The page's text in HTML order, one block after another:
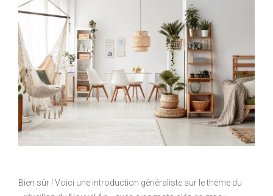
Bien sûr ! Voici une introduction généraliste sur le thème du